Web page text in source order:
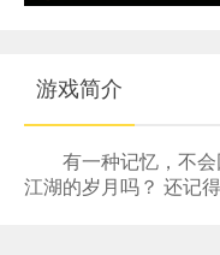
游戏简介
有一种记忆，不
江湖的岁月吗？ 还记